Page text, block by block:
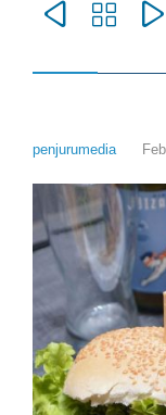
  
penjurumedia